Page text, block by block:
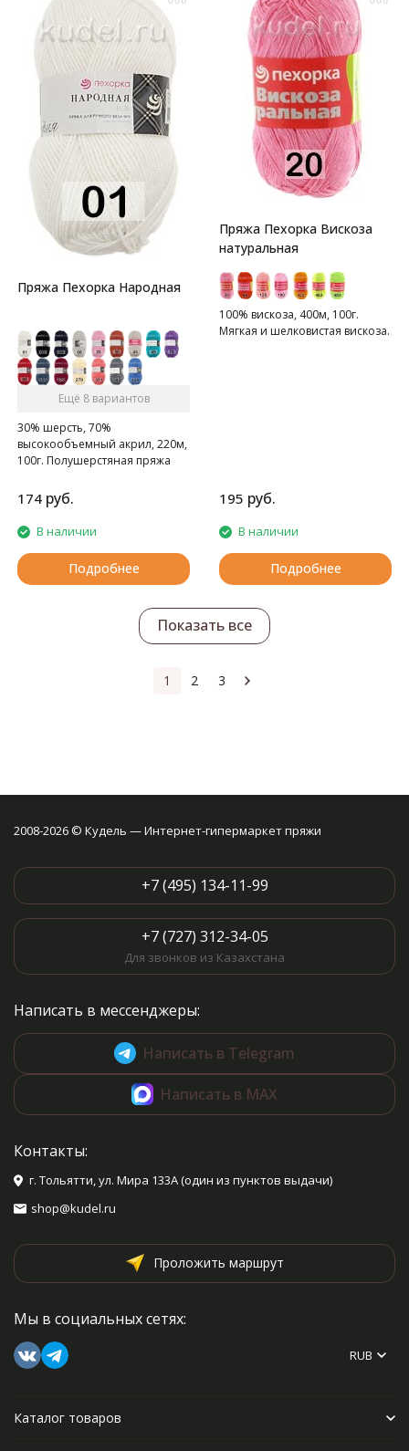
Пряжа Пехорка Народная
Ещё 8 вариантов
30% шерсть, 70%
высокообъемный акрил, 220м,
100г. Полушерстяная пряжа
174 руб.
В наличии
Подробнее
Пряжа Пехорка Вискоза
натуральная
100% вискоза, 400м, 100г.
Мягкая и шелковистая вискоза.
195 руб.
В наличии
Подробнее
Показать все
1 2 3
2008-2026 © Кудель — Интернет-гипермаркет пряжи
+7 (495) 134-11-99
+7 (727) 312-34-05
Для звонков из Казахстана
Написать в мессенджеры:
Написать в Telegram
Написать в MAX
Контакты:
г. Тольятти, ул. Мира 133А (один из пунктов выдачи)
shop@kudel.ru
Проложить маршрут
Мы в социальных сетях:
RUB
Каталог товаров